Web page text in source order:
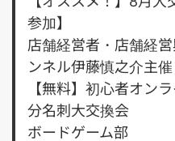
参加】
店舗経営者・店舗経
ンネル伊藤慎之介主催
【無料】初心者オン
分名刺大交換会
ボードゲーム部